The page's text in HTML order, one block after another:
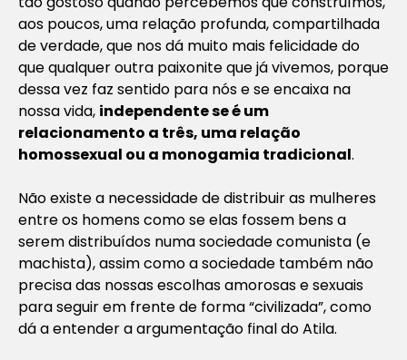
aos poucos, uma relação profunda, compartilhada
de verdade, que nos dá muito mais felicidade do
que qualquer outra paixonite que já vivemos, porque
dessa vez faz sentido para nós e se encaixa na
nossa vida, independente se é um
relacionamento a três, uma relação
homossexual ou a monogamia tradicional.
Não existe a necessidade de distribuir as mulheres
entre os homens como se elas fossem bens a
serem distribuídos numa sociedade comunista (e
machista), assim como a sociedade também não
precisa das nossas escolhas amorosas e sexuais
para seguir em frente de forma “civilizada”, como
dá a entender a argumentação final do Atila.